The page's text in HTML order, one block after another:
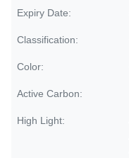
Expiry Date:
Classification:
Color:
Active Carbon:
High Light: